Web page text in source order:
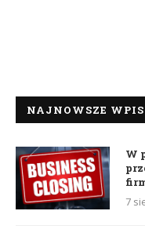
NAJNOWSZE
W
7